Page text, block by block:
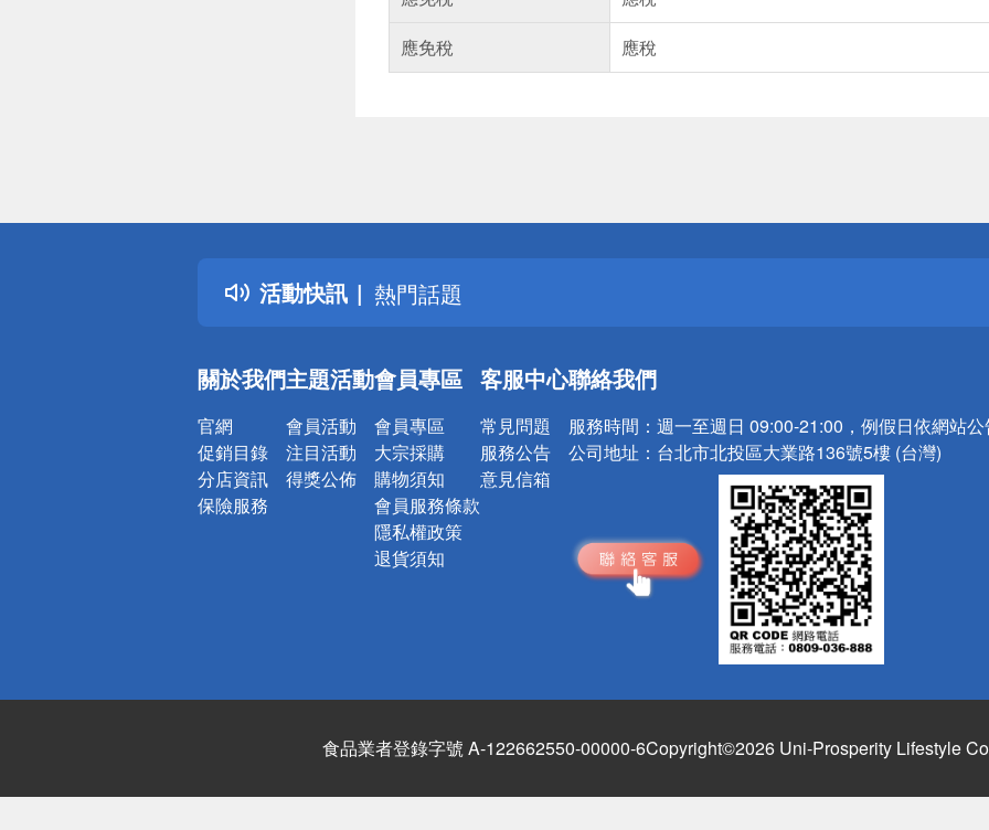
應免稅
應稅
活動快訊
詐騙網頁！請小心！
得獎公告
熱門話題
銀行優惠
詐騙網頁！請小心！
關於我們
官網
促銷目錄
分店資訊
保險服務
主題活動
會員活動
注目活動
得獎公佈
會員專區
會員專區
大宗採購
購物須知
會員服務條款
隱私權政策
退貨須知
客服中心
常見問題
服務公告
意見信箱
聯絡我們
服務時間： 週一至週日 09:00-21:00，例假日依網站
公司地址： 台北市北投區大業路136號5樓 (台灣)
食品業者登錄字號 A-122662550-00000-6Copyright©2026 Uni-Prosperity Lifestyle